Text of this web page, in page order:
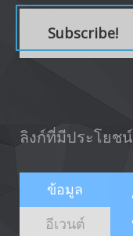
Subscribe!
ลิงก์ที่มีประโยชน์
ข้อมูล
อีเวนต์